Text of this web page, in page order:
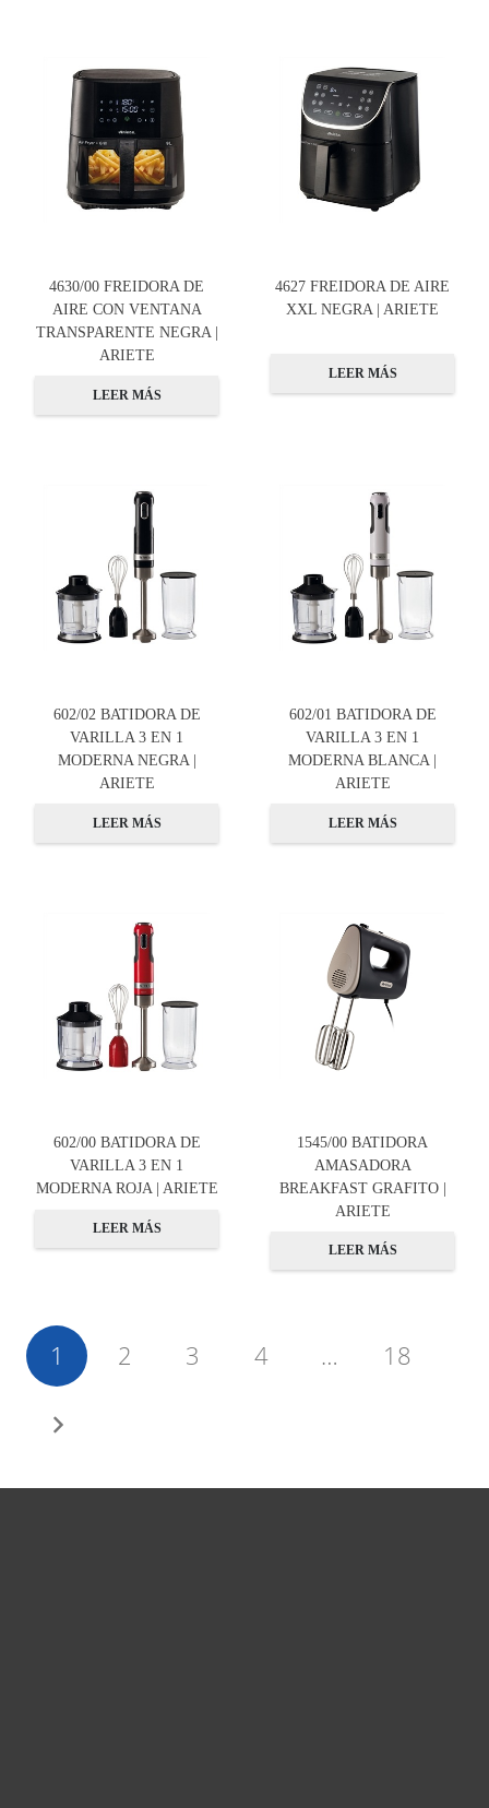
4630/00 FREIDORA DE
AIRE CON VENTANA
TRANSPARENTE NEGRA |
ARIETE
LEER MÁS
4627 FREIDORA DE AIRE
XXL NEGRA | ARIETE
LEER MÁS
602/02 BATIDORA DE
VARILLA 3 EN 1
MODERNA NEGRA |
ARIETE
LEER MÁS
602/01 BATIDORA DE
VARILLA 3 EN 1
MODERNA BLANCA |
ARIETE
LEER MÁS
602/00 BATIDORA DE
VARILLA 3 EN 1
MODERNA ROJA | ARIETE
LEER MÁS
1545/00 BATIDORA
AMASADORA
BREAKFAST GRAFITO |
ARIETE
LEER MÁS
1 2 3 4 … 18